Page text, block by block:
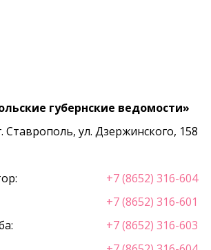
губернские ведомости»
Ставрополь, ул. Дзержинского, 158
+7 (8652) 316-604
+7 (8652) 316-601
+7 (8652) 316-603